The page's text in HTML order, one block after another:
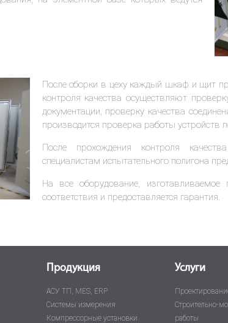
После сборки в цеху каждый шкаф и щит
контроля качества осуществляют
документации, проверку качества
производится проверка работы устройств
После прохождения контроля
специалистам испытательного полигона
На все оборудование,
соответствия и предоставляется гарантия.
Продукция
АСУ ТП, MES, ERP
Системы измерения
Компрессорные установки
Услуги
Строительно-
работы